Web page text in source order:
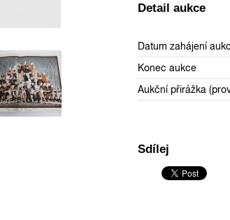
Detail aukce
Datum zahájení
Konec aukce
Aukční přirážka
Sdílej